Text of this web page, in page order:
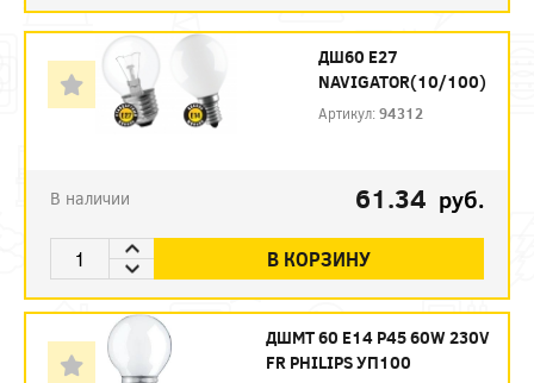
ДШ60 Е27
NAVIGATOR(10/100)
Артикул:94312
В наличии 61.34 руб.
В КОРЗИНУ
ДШМТ 60 Е14 P45 60W 230V
FR PHILIPS УП100